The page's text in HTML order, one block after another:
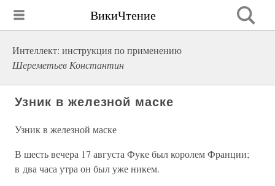
ВикиЧтение
Интеллект: инструкция по применению
Шереметьев Константин
Узник в железной маске
Узник в железной маске
В шесть вечера 17 августа Фуке был королем Франции;
в два часа утра он был уже никем.